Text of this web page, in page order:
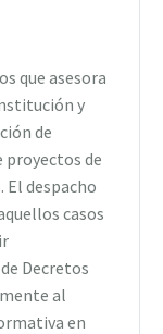
que asesora
y
de
proyectos de
El despacho
casos
Decretos
al
en